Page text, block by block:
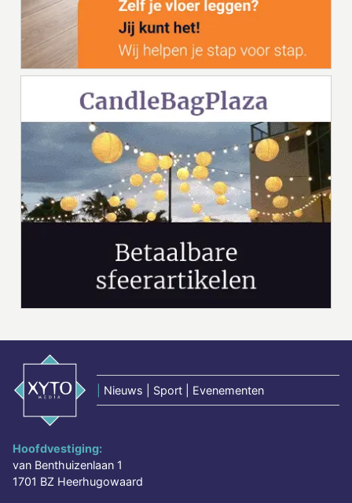
Nieuws | Sport | Evenementen
Hoofdvestiging:
van Benthuizenlaan 1
1701 BZ Heerhugowaard